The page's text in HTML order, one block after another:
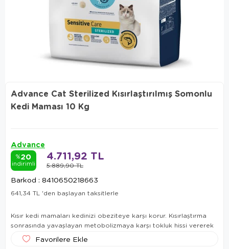
Advance Cat Sterilized Kısırlaştırılmış Somonlu
Kedi Maması 10 Kg
Advance
%20
indirimli 5.889,90 TL
4.711,92 TL
Barkod : 8410650218663
641,34 TL 'den başlayan taksitlerle
Kısır kedi mamaları kedinizi obeziteye karşı korur. Kısırlaştırma
sonrasında yavaşlayan metobolizmaya karşı tokluk hissi vererek
kedilerin sağlıklı yaşamlarına yardımcı olan kısır
üriner ve kalp sağlığını destekler.
Favorilere Ekle